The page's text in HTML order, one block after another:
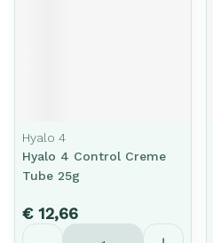
Hyalo 4
Hyalo 4 Control Creme
Tube 25g
€ 12,66
Aantal